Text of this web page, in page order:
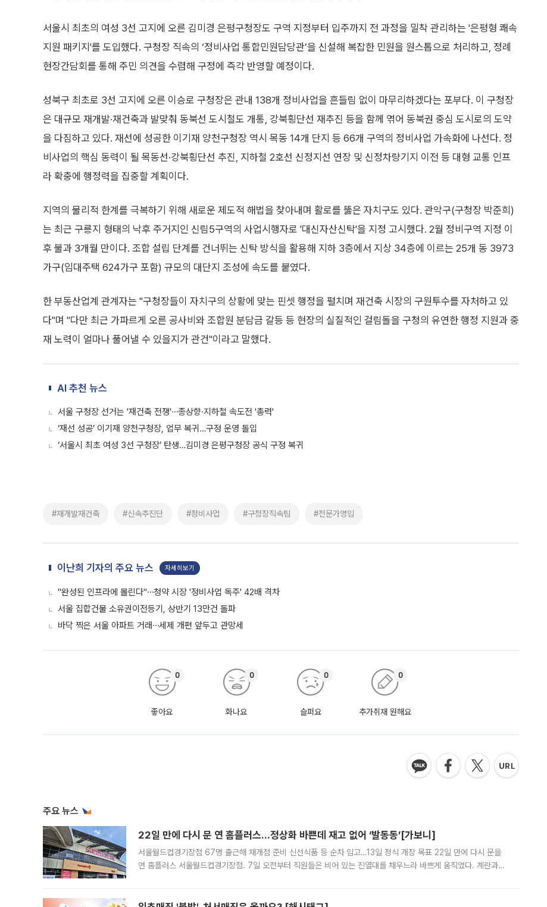
서울시 최초의 여성 3선 고지에 오른 김미경 은평구청장도 구역 지정부터 입주까지 전 과정을 밀착 관리하는 '은평형 쾌속
지원 패키지'를 도입했다. 구청장 직속의 ‘정비사업 통합민원담당관’을 신설해 복잡한 민원을 원스톱으로 처리하고, 정례
현장간담회를 통해 주민 의견을 수렴해 구정에 즉각 반영할 예정이다.
성북구 최초로 3선 고지에 오른 이승로 구청장은 관내 138개 정비사업을 흔들림 없이 마무리하겠다는 포부다. 이 구청장
은 대규모 재개발·재건축과 발맞춰 동북선 도시철도 개통, 강북횡단선 재추진 등을 함께 엮어 동북권 중심 도시로의 도약
을 다짐하고 있다. 재선에 성공한 이기재 양천구청장 역시 목동 14개 단지 등 66개 구역의 정비사업 가속화에 나선다. 정
비사업의 핵심 동력이 될 목동선·강북횡단선 추진, 지하철 2호선 신정지선 연장 및 신정차량기지 이전 등 대형 교통 인프
라 확충에 행정력을 집중할 계획이다.
지역의 물리적 한계를 극복하기 위해 새로운 제도적 해법을 찾아내며 활로를 뚫은 자치구도 있다. 관악구(구청장 박준희)
는 최근 구릉지 형태의 낙후 주거지인 신림5구역의 사업시행자로 '대신자산신탁'을 지정 고시했다. 2월 정비구역 지정 이
후 불과 3개월 만이다. 조합 설립 단계를 건너뛰는 신탁 방식을 활용해 지하 3층에서 지상 34층에 이르는 25개 동 3973
가구(임대주택 624가구 포함) 규모의 대단지 조성에 속도를 붙였다.
한 부동산업계 관계자는 "구청장들이 자치구의 상황에 맞는 핀셋 행정을 펼치며 재건축 시장의 구원투수를 자처하고 있
다"며 "다만 최근 가파르게 오른 공사비와 조합원 분담금 갈등 등 현장의 실질적인 걸림돌을 구청의 유연한 행정 지원과 중
재 노력이 얼마나 풀어낼 수 있을지가 관건"이라고 말했다.
AI 추천 뉴스
서울 구청장 선거는 '재건축 전쟁'⋯종상향·지하철 속도전 '총력'
‘재선 성공’ 이기재 양천구청장, 업무 복귀…구정 운영 돌입
‘서울시 최초 여성 3선 구청장’ 탄생…김미경 은평구청장 공식 구정 복귀
#재개발재건축 #신속추진단 #정비사업 #구청장직속팀 #전문가영입
이난희 기자의 주요 뉴스 자세히보기
"완성된 인프라에 몰린다"⋯청약 시장 '정비사업 독주' 42배 격차
서울 집합건물 소유권이전등기, 상반기 13만건 돌파
바닥 찍은 서울 아파트 거래⋯세제 개편 앞두고 관망세
좋아요
0
화나요
0
슬퍼요
0
추가취재 원해요
0
주요 뉴스
22일 만에 다시 문 연 홈플러스…정상화 바쁜데 재고 없어 ‘발동동’[가보니]
서울월드컵경기장점 67명 출근해 재개점 준비 신선식품 등 순차 입고…13일 정식 개장 목표 22일 만에 다시 문을
연 홈플러스 서울월드컵경기장점. 7일 오전부터 직원들은 비어 있는 진열대를 채우느라 바쁘게 움직였다. 계란과